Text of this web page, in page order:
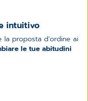
intuitivo
la proposta d’ordine ai
le tue abitudini